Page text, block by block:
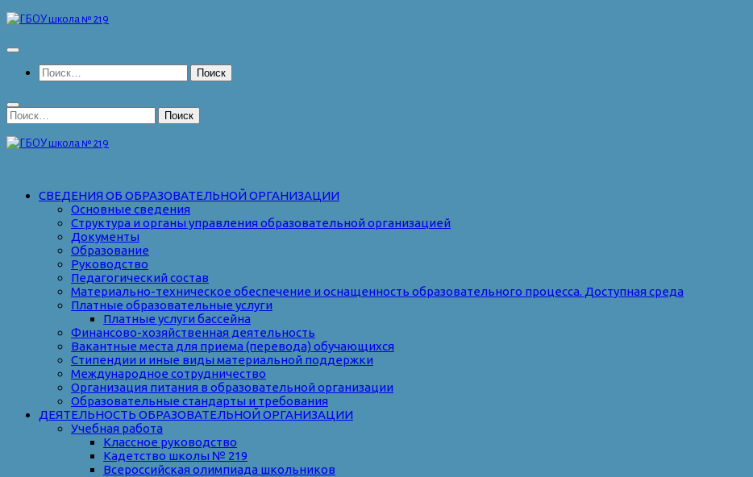
Перейти
содержимому
Найти:
Найти:
СВЕДЕНИЯ ОБ ОБРАЗОВАТЕЛЬНОЙ ОРГАНИЗАЦИИ
Основные сведения
Структура и органы управления образовательной организацией
Документы
Образование
Руководство
Педагогический состав
Материально-техническое обеспечение и оснащенность образовательного процесса. Доступная среда
Платные образовательные услуги
Платные услуги бассейна
Финансово-хозяйственная деятельность
Вакантные места для приема (перевода) обучающихся
Стипендии и иные виды материальной поддержки
Международное сотрудничество
Организация питания в образовательной организации
Образовательные стандарты и требования
ДЕЯТЕЛЬНОСТЬ ОБРАЗОВАТЕЛЬНОЙ ОРГАНИЗАЦИИ
Учебная работа
Классное руководство
Кадетство школы № 219
Всероссийская олимпиада школьников